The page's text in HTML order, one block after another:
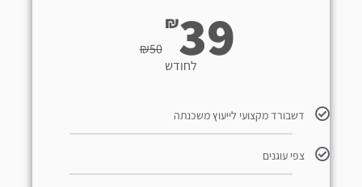
₪50
₪39
לחודש
דשבורד מקצועי לייעוץ משכנתה
צפי עוגנים